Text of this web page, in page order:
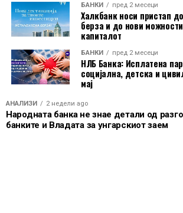
Со овие поволности, Mastercard World
насочена кон корисници кои бараат
банкарско работење.
БАНКИ пред 2 месеци
Халкбанк носи пристап
берза и до нови
капиталот
БАНКИ пред 2 месеци
НЛБ Банка: Исплатена
социјална, детска и
мај
АНАЛИЗИ 2 недели ago
Народната банка не знае детали од
банките и Владата за унгарскиот заем